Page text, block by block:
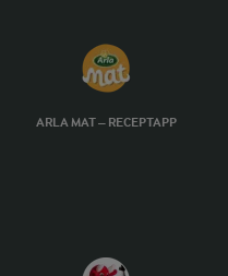
ARLA MAT – RECEPTAPP